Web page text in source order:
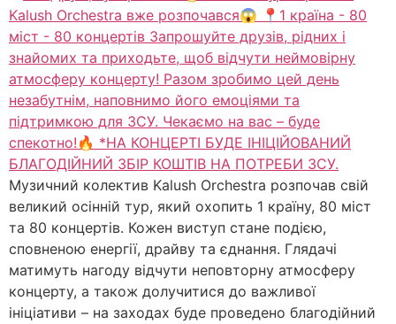
Музичний колектив Kalush Orchestra розпочав свій
великий осінній тур, який охопить 1 країну, 80 міст
та 80 концертів. Кожен виступ стане подією,
сповненою енергії, драйву та єднання. Глядачі
матимуть нагоду відчути неповторну атмосферу
концерту, а також долучитися до важливої
ініціативи – на заходах буде проведено благодійний